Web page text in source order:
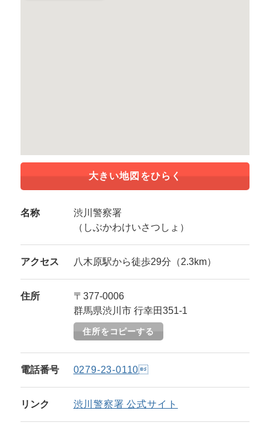
大きい地図をひらく
名称
渋川警察署
（しぶかわけいさつしょ）
アクセス 八木原駅から徒歩29分（2.3km）
住所
〒377-0006
群馬県渋川市 行幸田351-1
住所をコピーする
電話番号 0279-23-0110
リンク 渋川警察署 公式サイト